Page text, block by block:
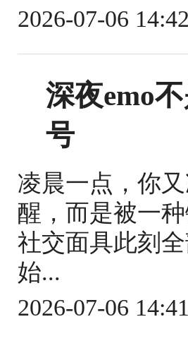
2026-07-06
深夜emo
号
凌晨一点，你
醒，而是被一
社交面具此刻
始...
2026-07-06